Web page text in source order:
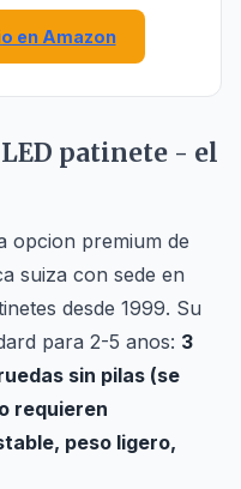
en Amazon
patinete - el
opcion premium de
suiza con sede en
desde 1999. Su
para 2-5 anos: 3
sin pilas (se
requieren
peso ligero,